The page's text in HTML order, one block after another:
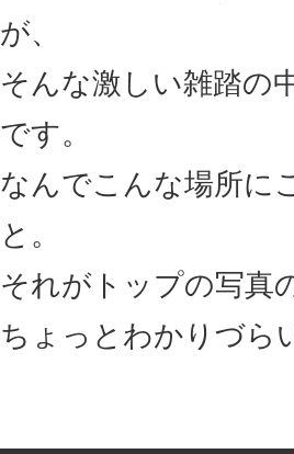
が、
そんな激しい雑踏の
です。
なんでこんな場所に
と。
それがトップの写真
ちょっとわかりづら